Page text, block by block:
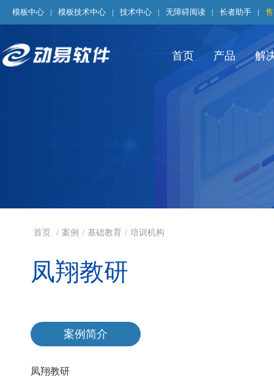
模板中心 | 模板技术中心 | 技术中心 | 无障碍阅读 | 长者助手 |
首页 产品 解
首页 / 案例 / 基础教育 / 培训机构
凤翔教研
案例简介
凤翔教研